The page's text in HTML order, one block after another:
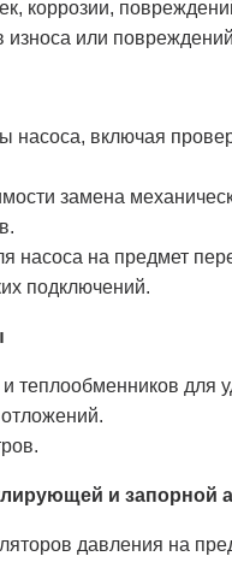
коррозии,
износа или
насоса, включая
замена
насоса на предмет
подключений.
теплообменников для
и запорной
давления на